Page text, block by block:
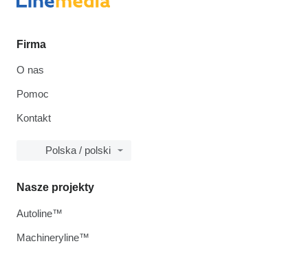
Firma
O nas
Pomoc
Kontakt
Polska / polski
Nasze projekty
Autoline™
Machineryline™